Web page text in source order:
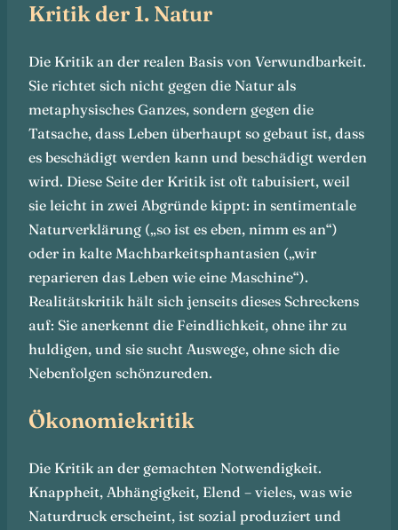
Kritik der 1. Natur
Die Kritik an der realen Basis von Verwundbarkeit.
Sie richtet sich nicht gegen die Natur als
metaphysisches Ganzes, sondern gegen die
Tatsache, dass Leben überhaupt so gebaut ist, dass
es beschädigt werden kann und beschädigt werden
wird. Diese Seite der Kritik ist oft tabuisiert, weil
sie leicht in zwei Abgründe kippt: in sentimentale
Naturverklärung („so ist es eben, nimm es an“)
oder in kalte Machbarkeitsphantasien („wir
reparieren das Leben wie eine Maschine“).
Realitätskritik hält sich jenseits dieses Schreckens
auf: Sie anerkennt die Feindlichkeit, ohne ihr zu
huldigen, und sie sucht Auswege, ohne sich die
Nebenfolgen schönzureden.
Ökonomiekritik
Die Kritik an der gemachten Notwendigkeit.
Knappheit, Abhängigkeit, Elend – vieles, was wie
Naturdruck erscheint, ist sozial produziert und